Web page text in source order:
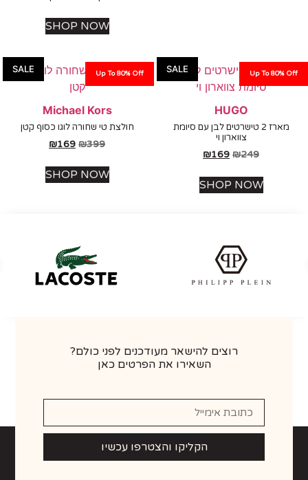
SHOP NOW
SALE Up To
HUGO
מארז 2 טישרטים לבן עם סיומת
צווארון וי
₪
₪169
SHOP NOW
SALE Up To 80% Off
Michael Kors
חולצת טי שחורה לוגו כסוף קטן
₪
₪169
SHOP NOW
רוצים להישאר מעודכנים לפני כולם?
השאירו את הפרטים כאן
הקליקו והצטרפו עכשיו